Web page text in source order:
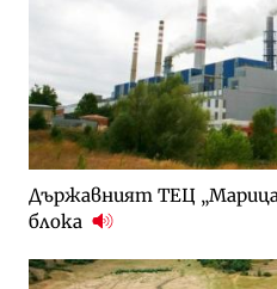
Държавният ТЕЦ
блока